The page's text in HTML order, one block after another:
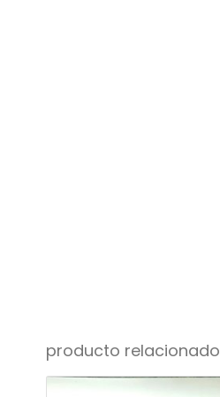
producto relacionado